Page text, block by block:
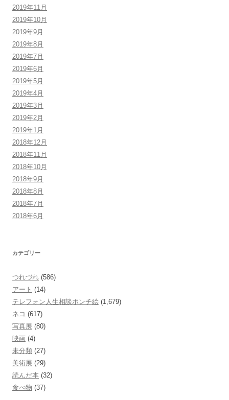
2019年11月
2019年10月
2019年9月
2019年8月
2019年7月
2019年6月
2019年5月
2019年4月
2019年3月
2019年2月
2019年1月
2018年12月
2018年11月
2018年10月
2018年9月
2018年8月
2018年7月
2018年6月
カテゴリー
つれづれ (586)
アート (14)
テレフォン人生相談ポンチ絵 (1,679)
ネコ (617)
写真展 (80)
映画 (4)
未分類 (27)
美術展 (29)
読んだ本 (32)
食べ物 (37)